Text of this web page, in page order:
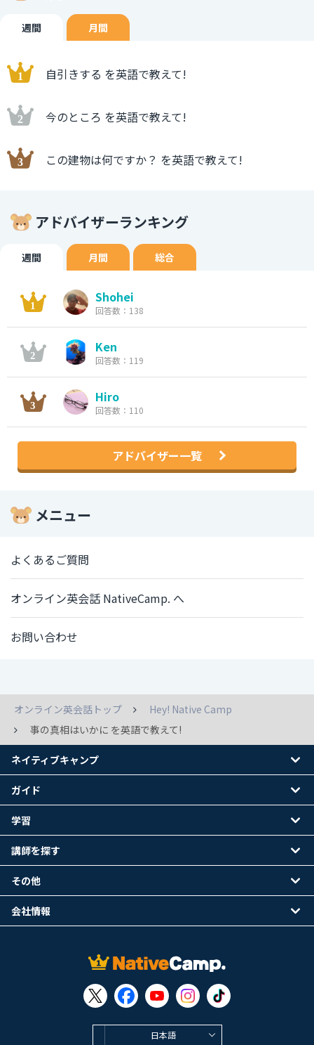
週間 月間
自引きする を英語で教えて!
今のところ を英語で教えて!
この建物は何ですか？ を英語で教えて!
アドバイザーランキング
週間 月間 総合
Shohei
回答数：138
Ken
回答数：119
Hiro
回答数：110
アドバイザー一覧
メニュー
よくあるご質問
オンライン英会話 NativeCamp. へ
お問い合わせ
オンライン英会話トップ
Hey! Native Camp
事の真相はいかに を英語で教えて!
日本語
ネイティブキャンプ
ガイド
学習
講師を探す
その他
会社情報